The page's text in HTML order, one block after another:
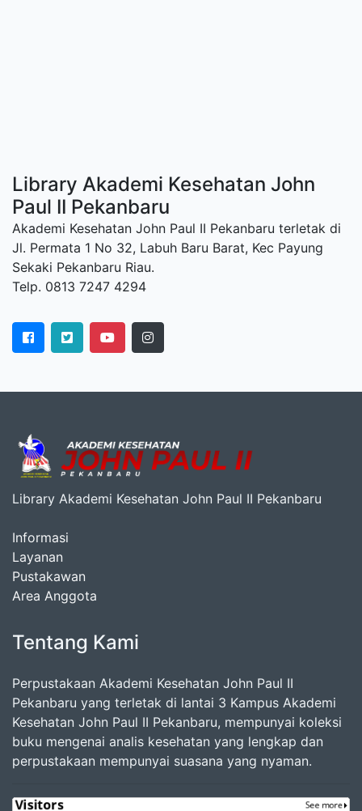
Library Akademi Kesehatan John
Paul II Pekanbaru
Akademi Kesehatan John Paul II Pekanbaru terletak di
Jl. Permata 1 No 32, Labuh Baru Barat, Kec Payung
Sekaki Pekanbaru Riau.
Telp. 0813 7247 4294
Library Akademi Kesehatan John Paul II Pekanbaru
Informasi
Layanan
Pustakawan
Area Anggota
Tentang Kami
Perpustakaan Akademi Kesehatan John Paul II
Pekanbaru yang terletak di lantai 3 Kampus Akademi
Kesehatan John Paul II Pekanbaru, mempunyai koleksi
buku mengenai analis kesehatan yang lengkap dan
perpustakaan mempunyai suasana yang nyaman.